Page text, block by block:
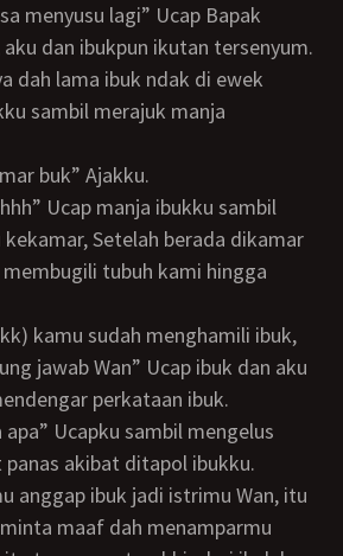
dan ibukpun ikutan tersenyum.
sambil merajuk manja
buk” Ajakku.
Setelah berada dikamar
tubuh kami hingga
jawab Wan” Ucap ibuk dan aku
perkataan ibuk.
akibat ditapol ibukku.
maaf dah menamparmu